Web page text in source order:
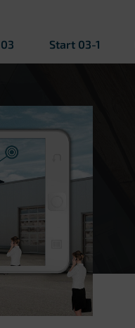
Start 03-1